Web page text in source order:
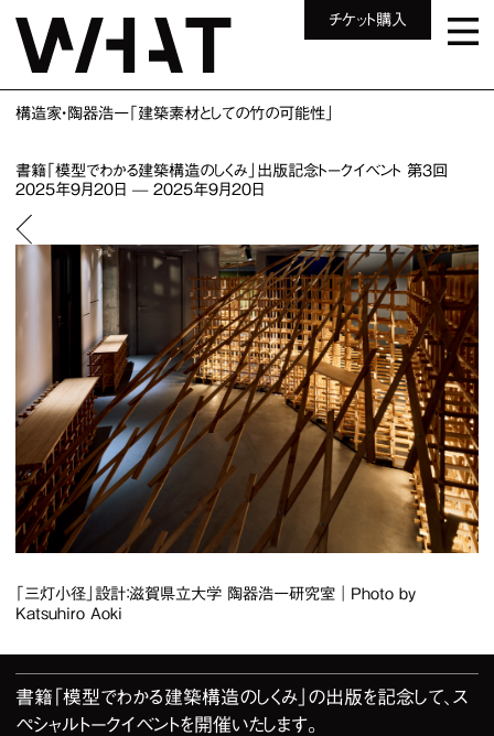
チケット購入
構造家・陶器浩一「建築素材としての竹の可能性」
書籍「模型でわかる建築構造のしくみ」出版記念トークイベント 第3回
2025年9月20日 — 2025年9月20日
「三灯小径」設計：滋賀県立大学 陶器浩一研究室｜Photo by
Katsuhiro Aoki
書籍「模型でわかる建築構造のしくみ」の出版を記念して、ス
ペシャルトークイベントを開催いたします。